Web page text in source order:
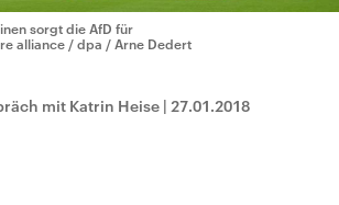
sorgt die AfD für
alliance / dpa / Arne Dedert
mit Katrin Heise | 27.01.2018